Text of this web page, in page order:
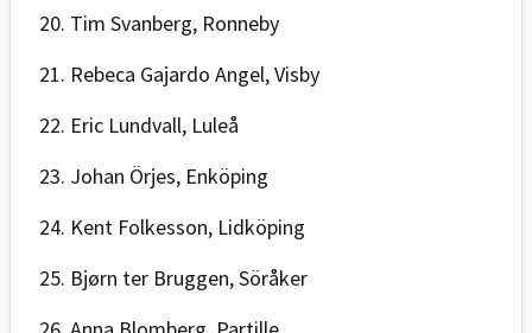
20. Tim Svanberg, Ronneby
21. Rebeca Gajardo Angel, Visby
22. Eric Lundvall, Luleå
23. Johan Örjes, Enköping
24. Kent Folkesson, Lidköping
25. Bjørn ter Bruggen, Söråker